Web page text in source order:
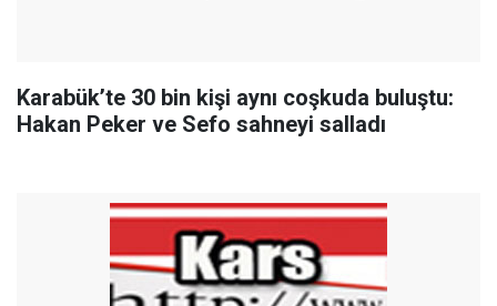
Karabük’te 30 bin kişi aynı coşkuda buluştu:
Hakan Peker ve Sefo sahneyi salladı